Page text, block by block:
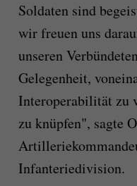
Soldaten sind
wir freuen uns
unseren
Gelegenheit,
Interoperabilität zu
zu knüpfen", sagte
Infanteriedivision.